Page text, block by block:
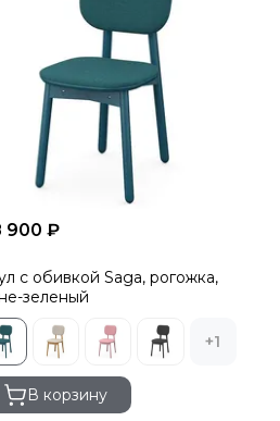
900 ₽
с обивкой Saga, рогожка,
зеленый
+1
В корзину